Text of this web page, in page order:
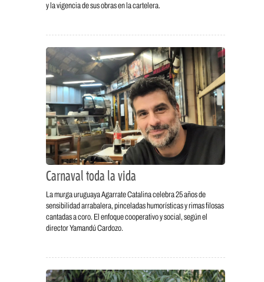
y la vigencia de sus obras en la cartelera.
Carnaval toda la vida
La murga uruguaya Agarrate Catalina celebra 25 años de
sensibilidad arrabalera, pinceladas humorísticas y rimas filosas
cantadas a coro. El enfoque cooperativo y social, según el
director Yamandú Cardozo.